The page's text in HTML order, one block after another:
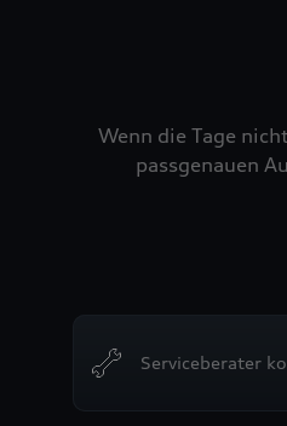
Wenn die Tage
passgenauen
Serviceberater